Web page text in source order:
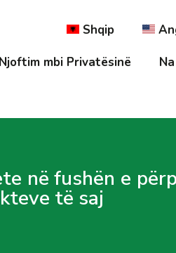
Shqip
Njoftim mbi Privatësinë
në fushën e
të saj